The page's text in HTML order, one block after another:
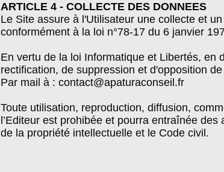
ARTICLE 4 - COLLECTE DES DONNEES
Le Site assure à l'Utilisateur une collecte et
conformément à la loi n°78-17 du 6 janvier
En vertu de la loi Informatique et Libertés, en
rectification, de suppression et d'opposition
Par mail à : contact@apaturaconseil.fr
Toute utilisation, reproduction, diffusion,
l’Editeur est prohibée et pourra entraînée
de la propriété intellectuelle et le Code civil.